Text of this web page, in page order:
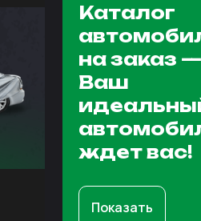
Каталог
на заказ —
Ваш
ждет вас!
Показать